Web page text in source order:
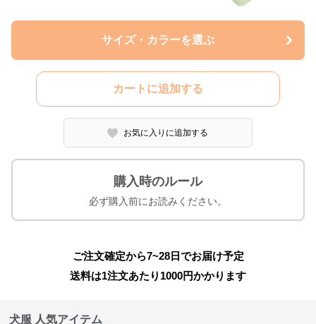
サイズ・カラーを選ぶ
カートに追加する
お気に入りに追加する
購入時のルール
必ず購入前にお読みください。
ご注文確定から7~28日でお届け予定
送料は1注文あたり 1000円かかります
犬服 人気アイテム